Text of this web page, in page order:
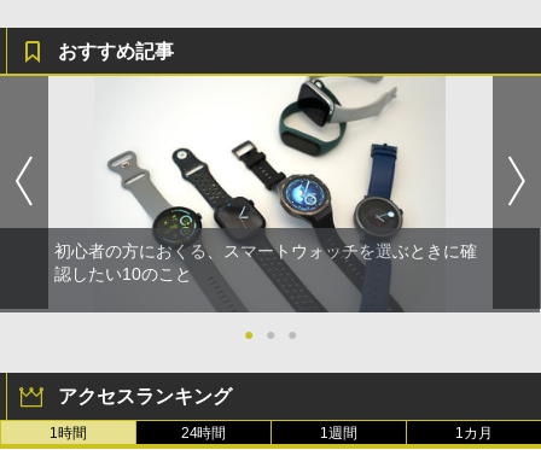
おすすめ記事
初心者の方におくる、スマートウォッチを選ぶときに確
認したい10のこと
● ● ●
アクセスランキング
1時間 24時間 1週間 1カ月